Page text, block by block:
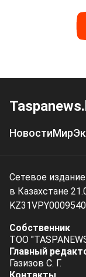
НовостиМир
Сетевое
в Казахстане
Собственник
ТОО
Главный
Газизов С. Г.